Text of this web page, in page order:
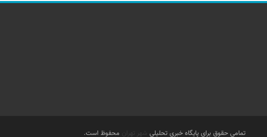
تمامی حقوق برای پایگاه خبری تحلیلی شهر تهران محفوظ است.